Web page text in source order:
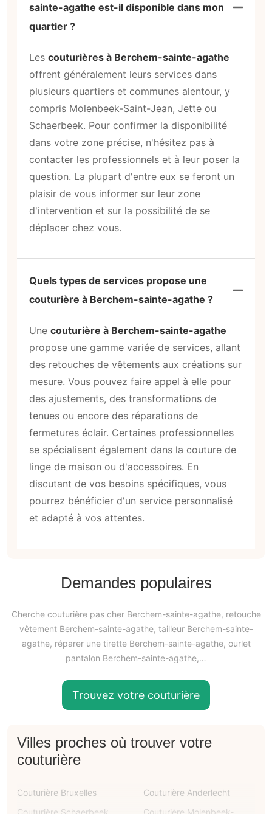
sainte-agathe est-il disponible dans mon
quartier ?
Les couturières à Berchem-sainte-agathe
offrent généralement leurs services dans
plusieurs quartiers et communes alentour, y
compris Molenbeek-Saint-Jean, Jette ou
Schaerbeek. Pour confirmer la disponibilité
dans votre zone précise, n'hésitez pas à
contacter les professionnels et à leur poser la
question. La plupart d'entre eux se feront un
plaisir de vous informer sur leur zone
d'intervention et sur la possibilité de se
déplacer chez vous.
Quels types de services propose une
couturière à Berchem-sainte-agathe ?
Une couturière à Berchem-sainte-agathe
propose une gamme variée de services, allant
des retouches de vêtements aux créations sur
mesure. Vous pouvez faire appel à elle pour
des ajustements, des transformations de
tenues ou encore des réparations de
fermetures éclair. Certaines professionnelles
se spécialisent également dans la couture de
linge de maison ou d'accessoires. En
discutant de vos besoins spécifiques, vous
pourrez bénéficier d'un service personnalisé
et adapté à vos attentes.
Demandes populaires
Cherche couturière pas cher Berchem-sainte-agathe, retouche
vêtement Berchem-sainte-agathe, tailleur Berchem-sainte-
agathe, réparer une tirette Berchem-sainte-agathe, ourlet
pantalon Berchem-sainte-agathe,…
Trouvez votre couturière
Villes proches où trouver votre
couturière
Couturière Bruxelles
Couturière Anderlecht
Couturière Schaerbeek
Couturière Molenbeek-